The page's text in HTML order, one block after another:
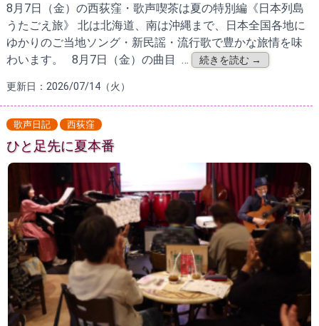
8月7日（金）の西荻窪・歌声喫茶は夏の特別編《日本列島
うたごえ旅》 北は北海道、南は沖縄まで、日本全国各地に
ゆかりのご当地ソング・新民謡・流行歌で豊かな旅情を味
わいます。 8月7日（金）の曲目 …
続きを読む →
更新日：2026/07/14（火）
歌声日記 西荻窪
ひと足先に夏本番